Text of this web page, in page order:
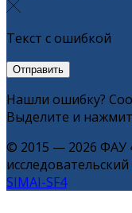
Текст с ошибкой
Нашли ошибку?
Выделите и
© 2015 — 2026 ФАУ
исследовательский
SIMAI-SF4